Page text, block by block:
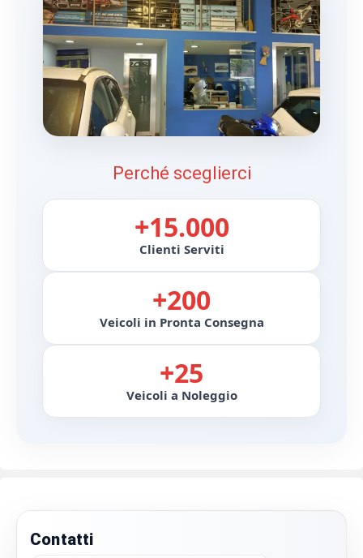
Perché sceglierci
+15.000
Clienti Serviti
+200
Veicoli in Pronta Consegna
+25
Veicoli a Noleggio
Contatti